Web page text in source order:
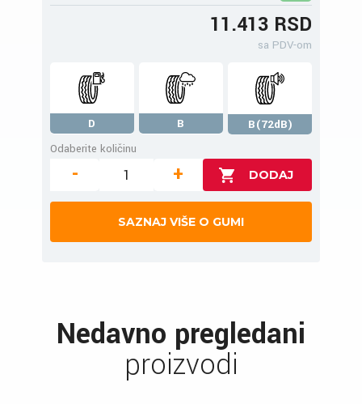
11.413 RSD
sa PDV-om
D B
B(72dB)
Odaberite količinu
- +
SAZNAJ VIŠE O GUMI
Nedavno pregledani
proizvodi